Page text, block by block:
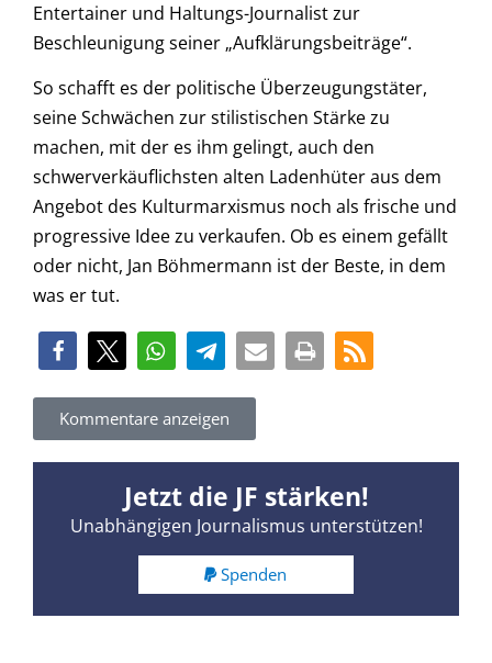
Entertainer und Haltungs-Journalist zur
Beschleunigung seiner „Aufklärungsbeiträge“.
So schafft es der politische Überzeugungstäter,
seine Schwächen zur stilistischen Stärke zu
machen, mit der es ihm gelingt, auch den
schwerverkäuflichsten alten Ladenhüter aus dem
Angebot des Kulturmarxismus noch als frische und
progressive Idee zu verkaufen. Ob es einem gefällt
oder nicht, Jan Böhmermann ist der Beste, in dem
was er tut.
Kommentare anzeigen
Jetzt die JF stärken!
Unabhängigen Journalismus unterstützen!
Spenden